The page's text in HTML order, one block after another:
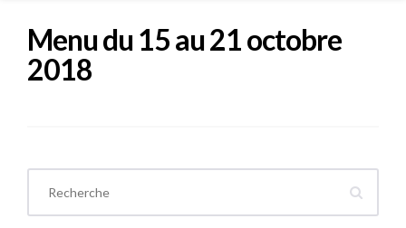
Menu du 15 au 21 octobre
2018